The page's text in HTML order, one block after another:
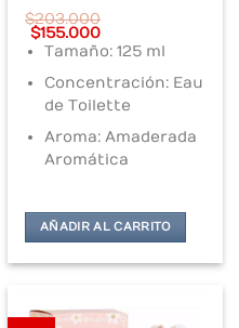
$203.000
Original
price
was:
$203.000.
$155.000Current
price
is:
$155.000.
Tamaño: 125 ml
Concentración: Eau
de Toilette
Aroma: Amaderada
Aromática
AÑADIR AL CARRITO